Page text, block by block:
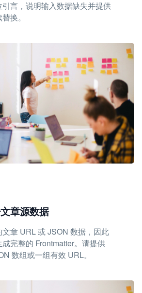
言，说明输入数据缺失并提供
换。
章源数据
章 URL 或 JSON 数据，因此
完整的 Frontmatter。请提供
数组或一组有效 URL。